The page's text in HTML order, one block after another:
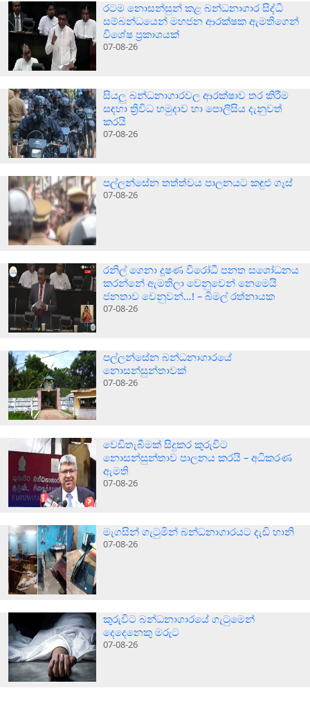
රටම නොසන්සුන් කළ බන්ධනාගාර සිද්ධි
සම්බන්ධයෙන් මහජන ආරක්ෂක ඇමතිගෙන්
විශේෂ ප්‍රකාශයක්
07-08-26
සියලු බන්ධනාගාරවල ආරක්ෂාව තර කිරීම
සඳහා ත්‍රිවිධ හමුදාව හා පොලීසිය දැනුවත්
කරයි
07-08-26
පල්ලන්සේන තත්ත්වය පාලනයට කඳුළු ගෑස්
07-08-26
රනිල් ගෙනා දූෂණ විරෝධී පනත සශෝධනය
කරන්නේ ඇමතිලා වෙනුවෙන් නෙමෙයි
ජනතාව වෙනුවන්…! – බිමල් රත්නායක
07-08-26
පල්ලන්සේන බන්ධනාගාරයේ
නොසන්සුන්තාවක්
07-08-26
වෙඩිතැබීමක් සිදුකර කුරුවිට
නොසන්සුන්තාව පාලනය කරයි – අධිකරණ
ඇමති
07-08-26
මැගසින් ගැටුමින් බන්ධනාගාරයට දැඩි හානි
07-08-26
කුරුවිට බන්ධනාගාරයේ ගැටුමෙන්
දෙදෙනෙකු මරුට
07-08-26